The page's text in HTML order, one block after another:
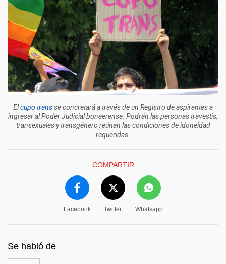
Elcupo transse concretará a través de un Registro de aspirantes a
ingresar al Poder Judicial bonaerense. Podrán las personas travestis,
transexuales y transgénero reúnan las condiciones de idoneidad
requeridas.
COMPARTIR
Facebook Twitter Whatsapp
Se habló de